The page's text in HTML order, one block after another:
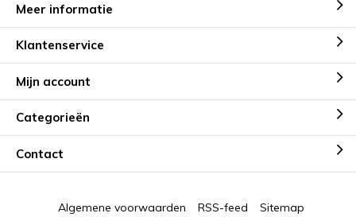
Meer informatie
Klantenservice
Mijn account
Categorieën
Contact
Algemene voorwaarden RSS-feed Sitemap